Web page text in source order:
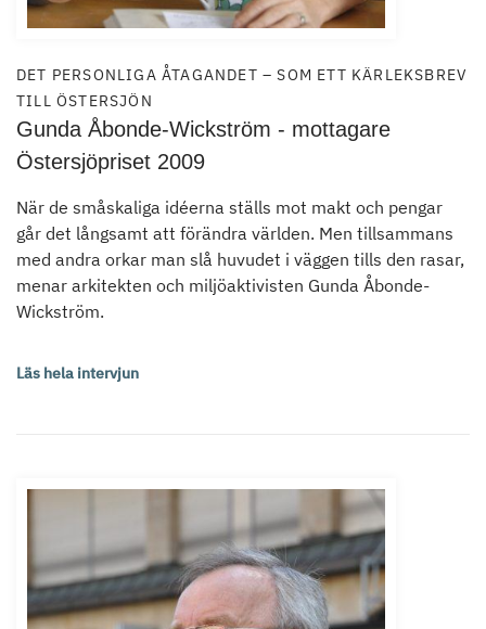
DET PERSONLIGA ÅTAGANDET – SOM ETT KÄRLEKSBREV
TILL ÖSTERSJÖN
Gunda Åbonde-Wickström - mottagare
Östersjöpriset 2009
När de småskaliga idéerna ställs mot makt och pengar
går det långsamt att förändra världen. Men tillsammans
med andra orkar man slå huvudet i väggen tills den rasar,
menar arkitekten och miljöaktivisten Gunda Åbonde-
Wickström.
Läs hela intervjun